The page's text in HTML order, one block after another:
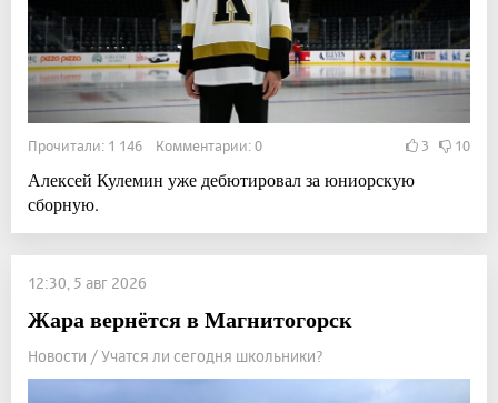
Прочитали: 1 146 Комментарии: 0 3 10
Алексей Кулемин уже дебютировал за юниорскую
сборную.
12:30, 5 авг 2026
Жара вернётся в Магнитогорск
Новости / Учатся ли сегодня школьники?